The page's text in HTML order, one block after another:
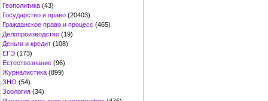
Геополитика (43)
Государство и право (20403)
Гражданское право и процесс (465)
Делопроизводство (19)
Деньги и кредит (108)
ЕГЭ (173)
Естествознание (96)
Журналистика (899)
ЗНО (54)
Зоология (34)